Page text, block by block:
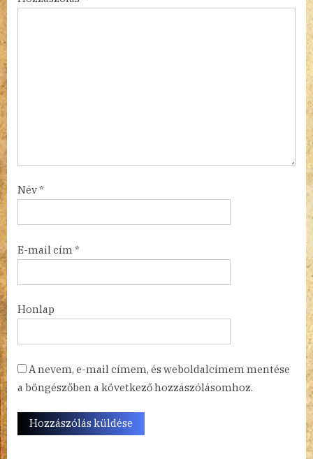
Név*
E-mail cím *
Honlap
A nevem, e-mail címem, és weboldalcímem mentése
a böngészőben a következő hozzászólásomhoz.